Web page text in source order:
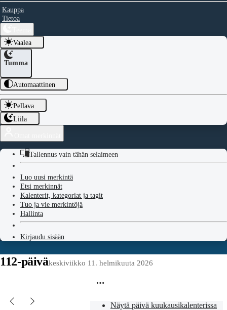
Kauppa
Tietoa
Vaalea
Tumma
Automaattinen
Pellava
Liila
Tallennus vain tähän selaimeen
Luo uusi merkintä
Etsi merkinnät
Kalenterit, kategoriat ja tagit
Tuo ja vie merkintöjä
Hallinta
Kirjaudu sisään
112-päiväkeskiviikko 11. helmikuuta 2026
Näytä päivä kuukausikalenterissa